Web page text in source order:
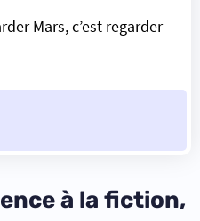
Mars, c’est regarder
à la fiction,